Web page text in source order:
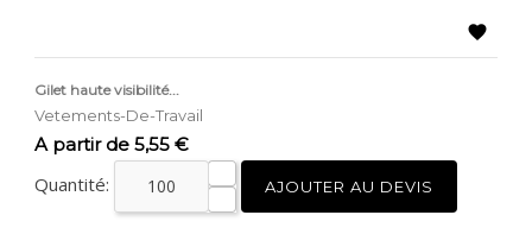

Gilet haute visibilité...
Vetements-De-Travail
Prix
A partir de 5,55 €
Quantité: AJOUTER AU DEVIS